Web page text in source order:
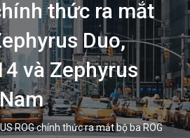
thức ra mắt
Duo,
và Zephyrus
ROG chính thức ra mắt bộ ba ROG